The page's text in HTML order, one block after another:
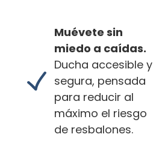
Muévete sin
miedo a caídas.
Ducha accesible y
segura, pensada
para reducir al
máximo el riesgo
de resbalones.